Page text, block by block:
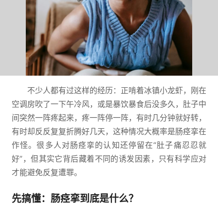
不少人都有过这样的经历：正啃着冰镇小龙虾，刚在
空调房吹了一下午冷风，或是暴饮暴食后没多久，肚子中
间突然一阵疼起来，疼一阵停一阵，有时几分钟就好转，
有时却反反复复折腾好几天，这种情况大概率是肠痉挛在
作怪。很多人对肠痉挛的认知还停留在“肚子痛忍忍就
好”，但其实它背后藏着不同的诱发因素，只有科学应对
才能避免反复遭罪。
先搞懂：肠痉挛到底是什么？